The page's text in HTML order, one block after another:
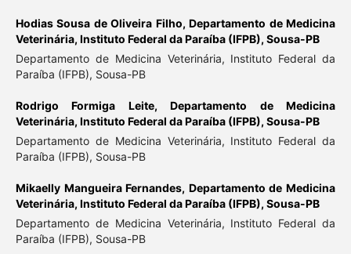
Hodias Sousa de Oliveira Filho,Departamento de Medicina
Veterinária, Instituto Federal da Paraíba (IFPB), Sousa-PB
Departamento de Medicina Veterinária, Instituto Federal da
Paraíba (IFPB), Sousa-PB
Rodrigo Formiga Leite,Departamento de Medicina
Veterinária, Instituto Federal da Paraíba (IFPB), Sousa-PB
Departamento de Medicina Veterinária, Instituto Federal da
Paraíba (IFPB), Sousa-PB
Mikaelly Mangueira Fernandes, Departamento de Medicina
Veterinária, Instituto Federal da Paraíba (IFPB), Sousa-PB
Departamento de Medicina Veterinária, Instituto Federal da
Paraíba (IFPB), Sousa-PB